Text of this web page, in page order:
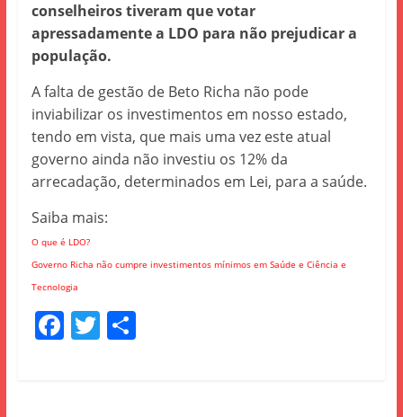
conselheiros tiveram que votar
apressadamente a LDO para não prejudicar a
população.
A falta de gestão de Beto Richa não pode
inviabilizar os investimentos em nosso estado,
tendo em vista, que mais uma vez este atual
governo ainda não investiu os 12% da
arrecadação, determinados em Lei, para a saúde.
Saiba mais:
O que é LDO?
Governo Richa não cumpre investimentos mínimos em Saúde e Ciência e
Tecnologia
F T S